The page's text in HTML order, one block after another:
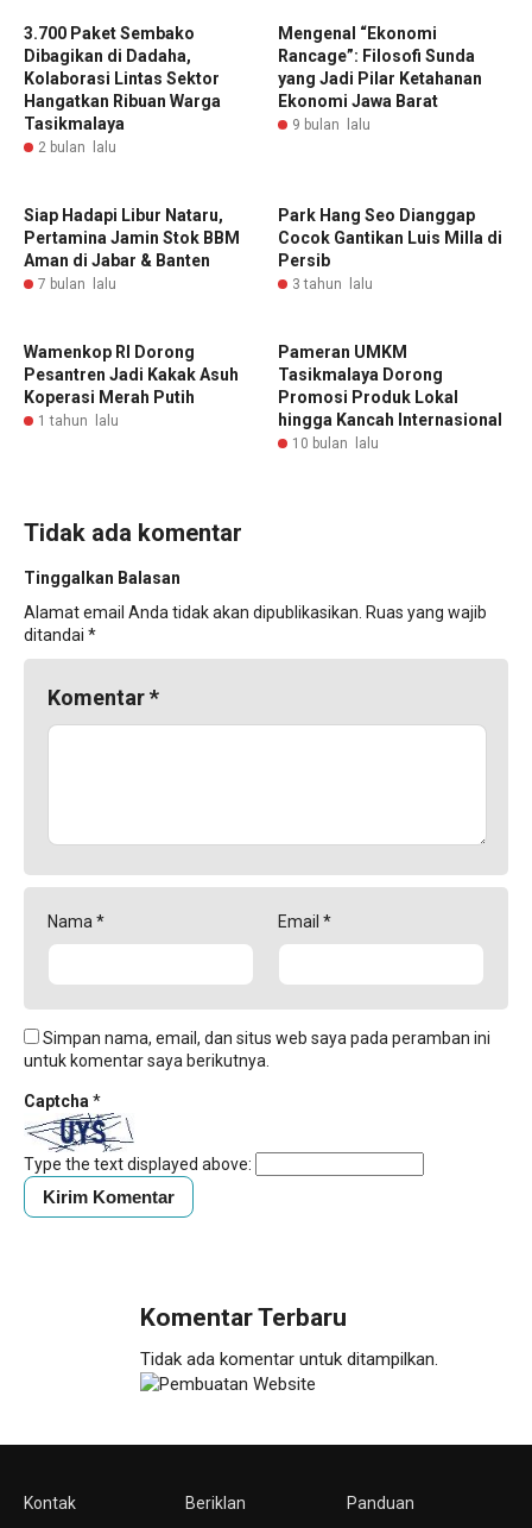
3.700 Paket Sembako
Dibagikan di Dadaha,
Kolaborasi Lintas Sektor
Hangatkan Ribuan Warga
Tasikmalaya
2 bulan lalu
Mengenal “Ekonomi
Rancage”: Filosofi Sunda
yang Jadi Pilar Ketahanan
Ekonomi Jawa Barat
9 bulan lalu
Siap Hadapi Libur Nataru,
Pertamina Jamin Stok BBM
Aman di Jabar & Banten
7 bulan lalu
Park Hang Seo Dianggap
Cocok Gantikan Luis Milla di
Persib
3 tahun lalu
Wamenkop RI Dorong
Pesantren Jadi Kakak Asuh
Koperasi Merah Putih
1 tahun lalu
Pameran UMKM
Tasikmalaya Dorong
Promosi Produk Lokal
hingga Kancah Internasional
10 bulan lalu
Tidak ada komentar
Tinggalkan Balasan
Alamat email Anda tidak akan dipublikasikan. Ruas yang wajib
ditandai *
Komentar*
Nama * Email *
Simpan nama, email, dan situs web saya pada peramban ini
untuk komentar saya berikutnya.
Captcha *
Type the text displayed above:
Komentar Terbaru
Tidak ada komentar untuk ditampilkan.
Kontak Beriklan Panduan